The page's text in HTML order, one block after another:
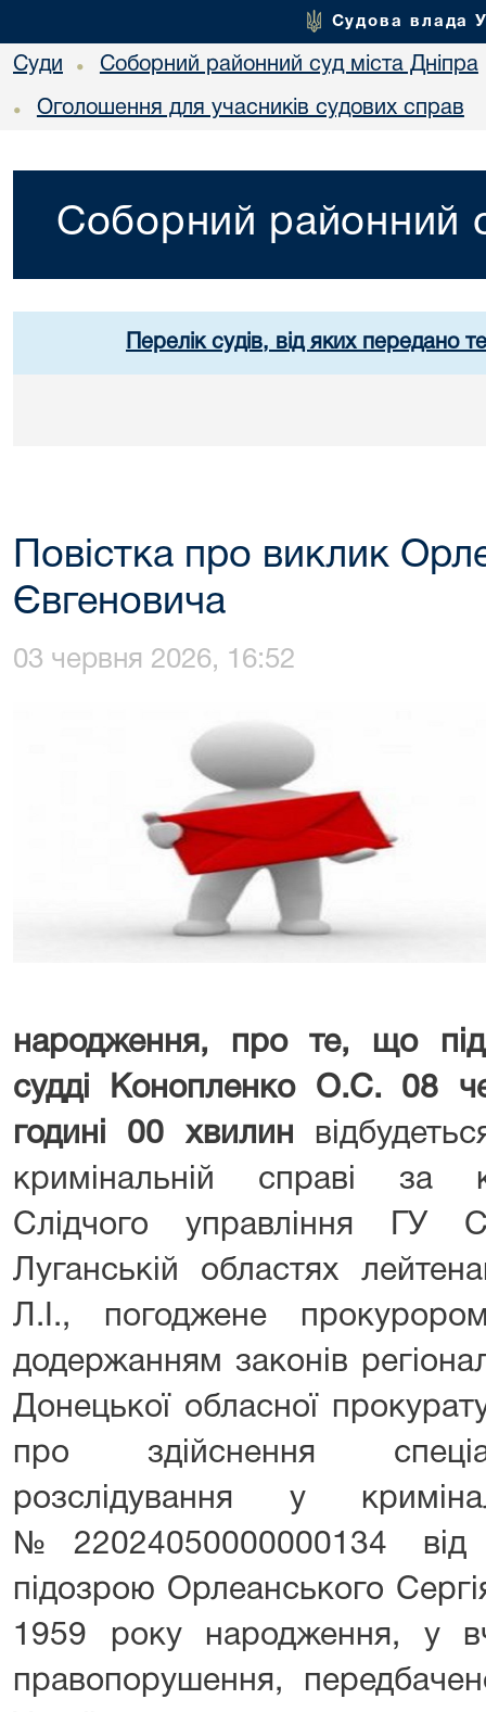
Судова влада
Суди • Соборний районний суд міста Дніпра
• Оголошення для учасників судових справ
Соборний районний
Перелік судів, від яких передано
Повістка про виклик
Євгеновича
03 червня 2026, 16:52
народження, про те, що під
судді Конопленко О.С. 08
годині 00 хвилин
кримінальній справі за
Слідчого управління
Луганській областях
Л.І., погоджене
додержанням законів
Донецької обласної
про здійснення
розслідування у
№22024050000000134
підозрою Орлеанського
1959 року народження, у
правопорушення,